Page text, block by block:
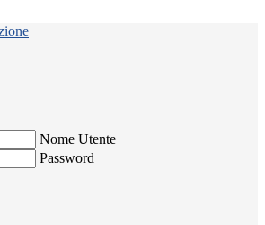
Nome Utente
Password